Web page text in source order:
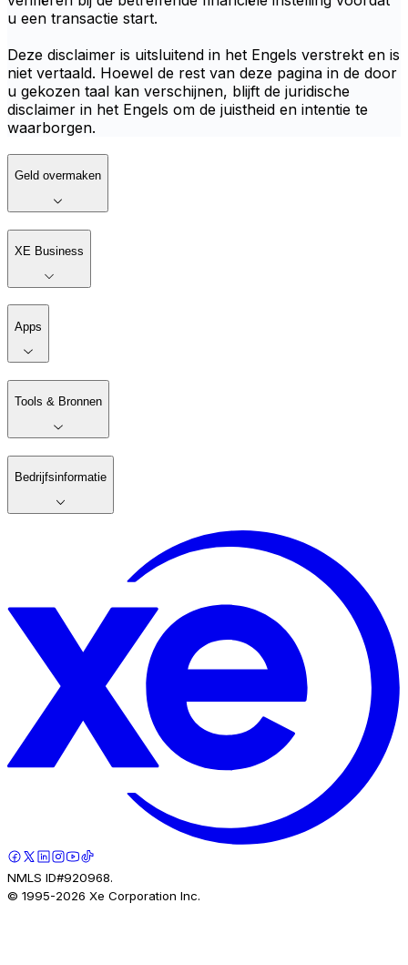
u een transactie start.
Deze disclaimer is uitsluitend in het Engels verstrekt en is
niet vertaald. Hoewel de rest van deze pagina in de door
u gekozen taal kan verschijnen, blijft de juridische
disclaimer in het Engels om de juistheid en intentie te
waarborgen.
Geld overmaken
XE Business
Apps
Tools & Bronnen
Bedrijfsinformatie
NMLS ID#920968.
© 1995-2026 Xe Corporation Inc.